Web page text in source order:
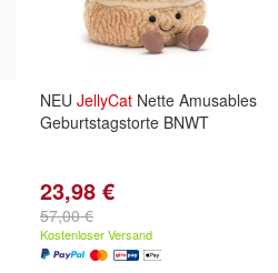
NEU JellyCat Nette Amusables
Geburtstagstorte BNWT
23,98 €
57,00 €
Kostenloser Versand